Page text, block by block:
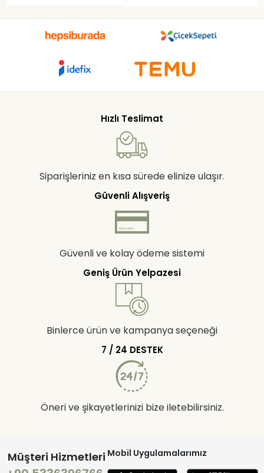
Hızlı Teslimat
Siparişleriniz en kısa sürede elinize ulaşır.
Güvenli Alışveriş
Güvenli ve kolay ödeme sistemi
Geniş Ürün Yelpazesi
Binlerce ürün ve kampanya seçeneği
7 / 24 DESTEK
Öneri ve şikayetlerinizi bize iletebilirsiniz.
Müşteri Hizmetleri Mobil Uygulamalarımız